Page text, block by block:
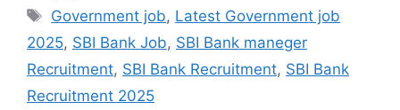
Tags
Government job, Latest Government job
2025, SBI Bank Job, SBI Bank maneger
Recruitment, SBI Bank Recruitment, SBI Bank
Recruitment 2025